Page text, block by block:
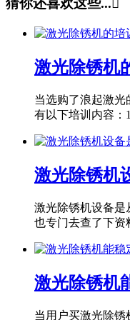
猜你还喜欢这些...
激光除锈机
当选购了浪起激
有以下培训内容：
激光除锈机
激光除锈机设备是
也专门去查了下资
激光除锈机
当用户买激光除